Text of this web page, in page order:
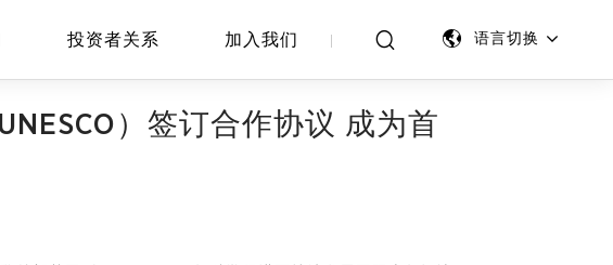
投资者关系 加入我们 语言切换
）签订合作协议 成为首